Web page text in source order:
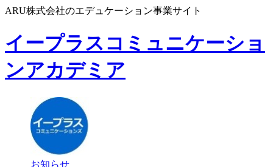
ARU株式会社のエデュケーション事業サイト
イープラスコミュニケーショ
ンアカデミア
お知らせ